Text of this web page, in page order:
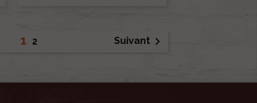
1 2 Suivant